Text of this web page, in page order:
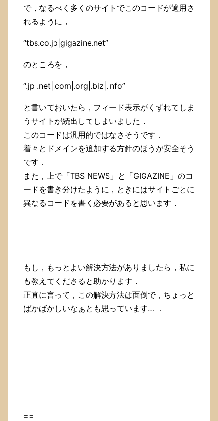
で，なるべく多くのサイトでこのコードが適用さ
れるように，
“tbs.co.jp|gigazine.net”
のところを，
“.jp|.net|.com|.org|.biz|.info”
と書いておいたら，フィード表示がくずれてしま
うサイトが続出してしまいました．
このコードは汎用的ではなさそうです．
着々とドメインを追加する方針のほうが安全そう
です．
また，上で「TBS NEWS」と「GIGAZINE」のコ
ードを書き分けたように，ときにはサイトごとに
異なるコードを書く必要があると思います．
もし，もっとよい解決方法がありましたら，私に
も教えてくださると助かります．
正直に言って，この解決方法は面倒で，ちょっと
ばかばかしいなぁとも思っています… ．
==